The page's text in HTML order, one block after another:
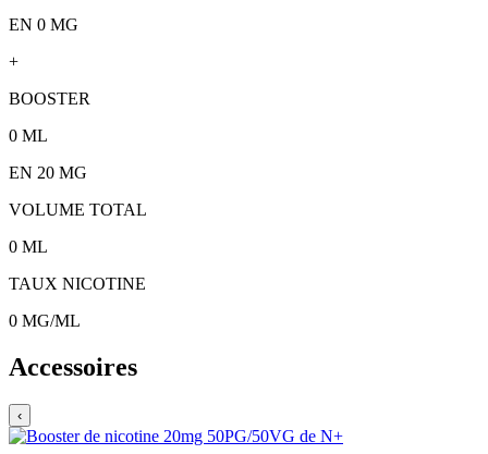
EN 0 MG
+
BOOSTER
0 ML
EN 20 MG
VOLUME TOTAL
0 ML
TAUX NICOTINE
0 MG/ML
Accessoires
‹